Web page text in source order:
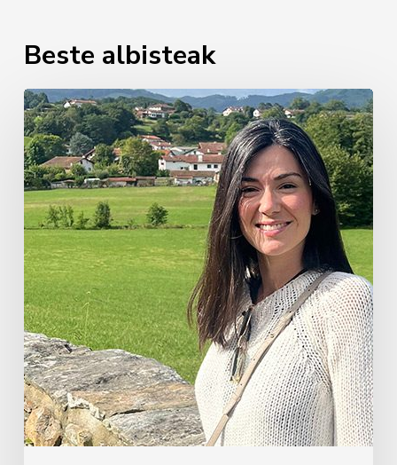
Beste albisteak
Miren
Mendiluce
Elizalde